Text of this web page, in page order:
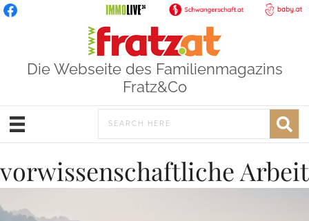
Die Webseite des Familienmagazins
Fratz&Co
vorwissenschaftliche Arbeit